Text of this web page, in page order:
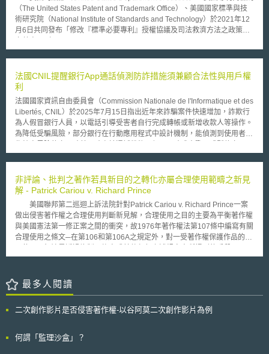
者若有扮演主動的角色，對仿冒商品之販售資料有掌控或知曉，則歐盟電子
商務指令之免責條款應不適用，另外，若網路平台交易業者雖然沒有扮演主
動的角色，但知道在其交易平台有商標侵權之販售行為但並沒有採取任何阻
止行動，則網路平台業者也無法享有上述之免責權。同時，歐盟法院也認為
之侵權行為。
（The United States Patent and Trademark Office）、美國國家標準與技
術研究院（National Institute of Standards and Technology）於2021年12
月6日共同發布「修改『標準必要專利』授權協議及司法救濟方法之政策宣
Remedies For Standards-Essential Patents Subject To Voluntary FRAND
2022年2月4日。2021政策宣言草案係在回應2021年7月9日「促進美國經
濟體競爭性行政命令」（Executive Order on Promoting Competition in the
American Economy）關於檢討2019年「有關『標準必要專利』司法救濟方
法之政策宣言」（Policy Statement On Remedies For Standards-
Essential Patents Subject To Voluntary FRAND Commitments，下稱2019
政策宣言）之要求。 2021政策宣言草案揭示了兩大重點： （一）改變
SEP被侵害時，對禁制令（injunction）之核發態度 2021政策宣言草案
eBay Inc. v. MercExchange, L.L.C., 547 U.S. 388 (2006)案以來，就禁制令
補（irreparable）的損害；（2）目前法律上之其他救濟方法，是不足以賠
償專利權人所受的損害；（3）衡量專利權人及被授權人可能遭遇之困難，
足認有必要進行衡平法上的救濟；（4）核發禁制令不會傷害到任何公共利
益。 （二）揭示何謂符合「誠信原則」（good-faith）授權協議的指導原則
（1）雙方應以合宜態度推進授權協議： 以SEP專利權人而言，其應向
潛在被授權人告知可能侵害該SEP的行為態樣；其並以「公平、合理及無歧
視」（fair, reasonable, and non-discriminatory, FRAND）原則進行授權。
以SEP被授權人而言，其應於知悉以上資訊後，於商業上得被認為合理
而反向提出一合於FRAND原則之新要約（counteroffer）。其他合宜態度例
如：就SEP專利權人提出進一步探詢（例如：詢問該SEP目前之專利有效性
上爭議可透過公正第三方解決。 茲有附言者，SEP專利權人在收到以
權人反向提出之新要約，或為使原授權協議較可被接受，再行提出一合於
法國CNIL提醒銀行App通話偵測防詐措施須兼顧合法性與用戶權
利
法國國家資訊自由委員會（Commission Nationale de l'Informatique et des
Libertés, CNIL）於2025年7月15日指出近年來詐騙案件快速增加，詐欺行
為人假冒銀行人員，以電話引導受害者自行完成轉帳或新增收款人等操作。
為降低受騙風險，部分銀行在行動應用程式中設計機制，能偵測到使用者操
此等做法雖有助於阻詐，惟因涉及個人資料存取，故須符合《歐盟一般資料
提醒銀行蒐集通話資訊須取得使用者明確同意，不能僅依賴行動裝置的「電
話」權限，亦不得因使用者拒絕同意而限制應用程式之基本使用，僅在如新
增收款人、大額轉帳、或轉帳至高風險國家等異常活動操作中才能要求同
意，並須提供網站、電話或分行等替代辦理方式。又相關權限請求應在交易
操作過程中提出，而非在應用程式安裝時統一要求，安裝前亦應向使用者充
分說明。若使用者不同意，仍必須使其能正常查詢帳戶資訊。 此外，在資
料處理上須遵循資料最小化原則，僅得蒐集是否進行通話及通話時長之資
利用應用程式進行通話偵測，CNIL建議銀行尚應搭配其他措施，例如在應
用程式內定期推送防詐提醒、舉辦宣導活動，或在確認付款時詢問客戶是否
正與自稱是「銀行顧問」之人通話。若銀行欲透過應用程式偵測通話狀態來
非評論、批判之著作若具新目的之轉化亦屬合理使用範疇之新見
解 - Patrick Cariou v. Richard Prince
美國聯邦第二巡迴上訴法院針對Patrick Cariou v. Richard Prince一案
做出侵害著作權之合理使用判斷新見解，合理使用之目的主要為平衡著作權
與美國憲法第一修正案之間的衝突，故1976年著作權法第107條中編寫有關
合理使用之條文─在第106和第106A之規定外，對一受著作權保護作品的合
作批評、評論、新聞報導、教學、學術交流或研究之目的，不屬於侵權。上
研究等，卻是另有目的，可構成合理使用，更進一步指出被告的創意方法、
表現形式等都與原告作品本質上不同，甚至還比原作新穎，因此，在轉化測
卻另有目的並加入新元素於創作，使原作改變之轉化，則構成合理使用。至
由諷刺原著作而轉化成與原著作不同的另一著作。 此案可謂針對合理
最多人閱讀
二次創作影片是否侵害著作權-以谷阿莫二次創作影片為例
何謂「監理沙盒」？